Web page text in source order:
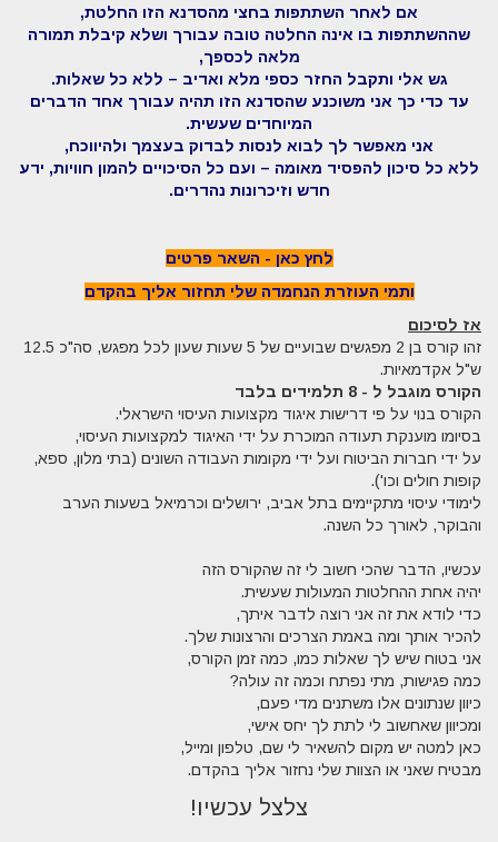
אם לאחר השתתפות בחצי מהסדנא הזו החלטת,
שההשתתפות בו אינה החלטה טובה עבורך ושלא קיבלת תמורה
מלאה לכספך,
גש אלי ותקבל החזר כספי מלא ואדיב – ללא כל שאלות.
עד כדי כך אני משוכנע שהסדנא הזו תהיה עבורך אחד הדברים
המיוחדים שעשית.
אני מאפשר לך לבוא לנסות לבדוק בעצמך ולהיווכח,
ללא כל סיכון להפסיד מאומה – ועם כל הסיכויים להמון חוויות, ידע
חדש וזיכרונות נהדרים.
לחץ כאן - השאר פרטים
ותמי העוזרת הנחמדה שלי תחזור אליך בהקדם
אז לסיכום
זהו קורס בן 2 מפגשים שבועיים של 5 שעות שעון לכל מפגש, סה"כ 12.5
ש"ל אקדמאיות.
הקורס מוגבל ל - 8 תלמידים בלבד
הקורס בנוי על פי דרישות איגוד מקצועות העיסוי הישראלי.
בסיומו מוענקת תעודה המוכרת על ידי האיגוד למקצועות העיסוי,
על ידי חברות הביטוח ועל ידי מקומות העבודה השונים (בתי מלון, ספא,
קופות חולים וכו').
לימודי עיסוי מתקיימים בתל אביב, ירושלים וכרמיאל בשעות הערב
והבוקר, לאורך כל השנה.
עכשיו, הדבר שהכי חשוב לי זה שהקורס הזה
יהיה אחת ההחלטות המעולות שעשית.
כדי לודא את זה אני רוצה לדבר איתך,
להכיר אותך ומה באמת הצרכים והרצונות שלך.
אני בטוח שיש לך שאלות כמו, כמה זמן הקורס,
כמה פגישות, מתי נפתח וכמה זה עולה?
כיוון שנתונים אלו משתנים מדי פעם,
ומכיוון שאחשוב לי לתת לך יחס אישי,
כאן למטה יש מקום להשאיר לי שם, טלפון ומייל,
מבטיח שאני או הצוות שלי נחזור אליך בהקדם.
צלצל עכשיו!